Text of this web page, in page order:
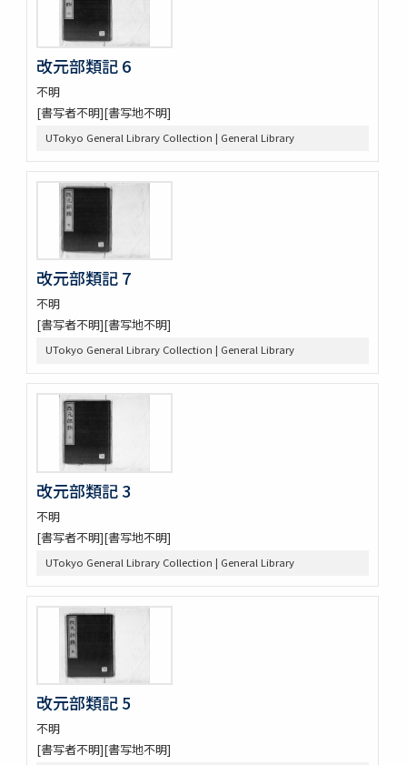
改元部類記 6
不明
[書写者不明][書写地不明]
UTokyo General Library Collection | General Library
改元部類記 7
不明
[書写者不明][書写地不明]
UTokyo General Library Collection | General Library
改元部類記 3
不明
[書写者不明][書写地不明]
UTokyo General Library Collection | General Library
改元部類記 5
不明
[書写者不明][書写地不明]